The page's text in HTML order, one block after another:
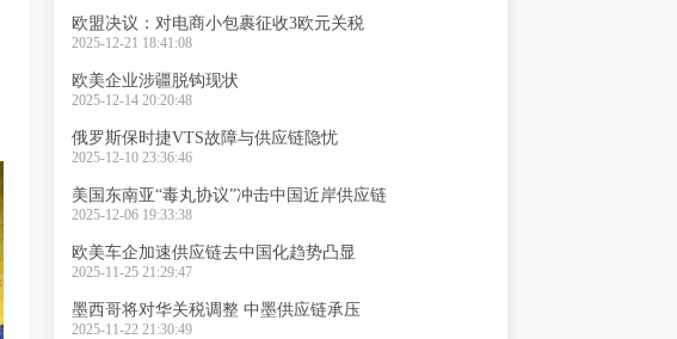
欧盟决议：对电商小包裹征收3欧元关税
2025-12-21 18:41:08
欧美企业涉疆脱钩现状
2025-12-14 20:20:48
俄罗斯保时捷VTS故障与供应链隐忧
2025-12-10 23:36:46
美国东南亚“毒丸协议”冲击中国近岸供应链
2025-12-06 19:33:38
欧美车企加速供应链去中国化趋势凸显
2025-11-25 21:29:47
墨西哥将对华关税调整 中墨供应链承压
2025-11-22 21:30:49